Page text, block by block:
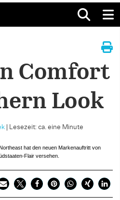
Comfort
Look
Lesezeit: ca. eine Minute
hat den neuen Markenauftritt von
Flair versehen.